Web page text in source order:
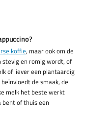
koffie, maar ook om de
stevig en romig wordt, of
of liever een plantaardig
de smaak, de
melk het beste werkt
bent of thuis een